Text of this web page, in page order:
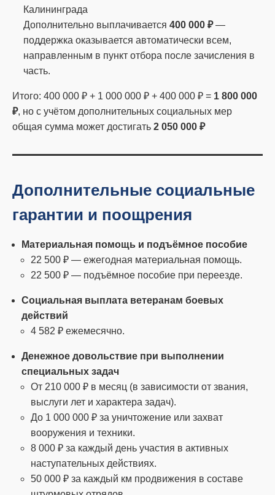
Калининграда
Дополнительно выплачивается 400 000 ₽—
поддержка оказывается автоматически всем,
направленным в пункт отбора после зачисления в
часть.
Итого: 400 000 ₽ + 1 000 000 ₽ + 400 000 ₽ = 1 800 000
₽, но с учётом дополнительных социальных мер
общая сумма может достигать 2 050 000 ₽
Дополнительные социальные
гарантии и поощрения
Материальная помощь и подъёмное пособие
22 500 ₽ — ежегодная материальная помощь.
22 500 ₽ — подъёмное пособие при переезде.
Социальная выплата ветеранам боевых
действий
4 582 ₽ ежемесячно.
Денежное довольствие при выполнении
специальных задач
От 210 000 ₽ в месяц (в зависимости от звания,
выслуги лет и характера задач).
До 1 000 000 ₽ за уничтожение или захват
вооружения и техники.
8 000 ₽ за каждый день участия в активных
наступательных действиях.
50 000 ₽ за каждый км продвижения в составе